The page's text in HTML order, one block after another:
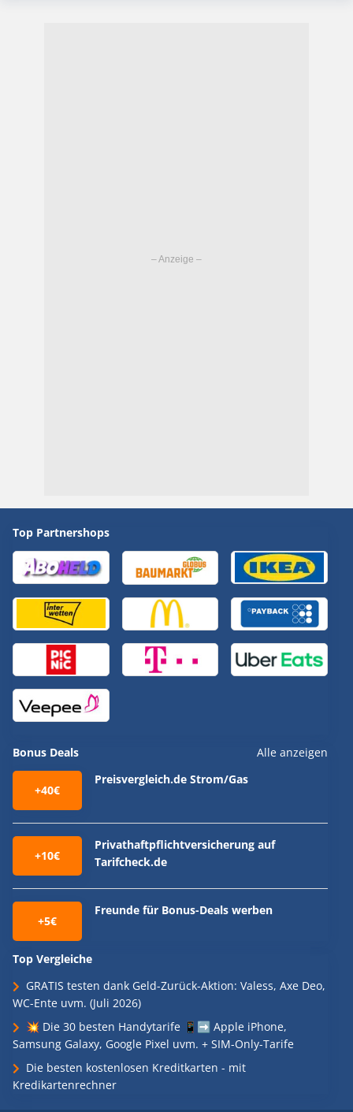
Top Partnershops
Bonus Deals Alle anzeigen
+40€
Preisvergleich.de Strom/Gas
+10€
Privathaftpflichtversicherung auf
Tarifcheck.de
+5€
Freunde für Bonus-Deals werben
Top Vergleiche
GRATIS testen dank Geld-Zurück-Aktion: Valess, Axe Deo,
WC-Ente uvm. (Juli 2026)
💥 Die 30 besten Handytarife 📱➡️ Apple iPhone,
Samsung Galaxy, Google Pixel uvm. + SIM-Only-Tarife
Die besten kostenlosen Kreditkarten - mit
Kredikartenrechner